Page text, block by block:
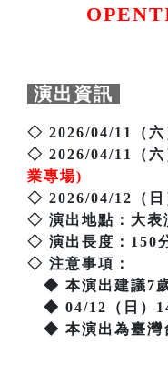
演出資訊
◇ 2026/04/11（六
◇ 2026/04/11（六
業專場)
◇ 2026/04/12（日
◇ 演出地點：大表
◇ 演出長度：150
◇ 注意事項：
◆ 本演出建議7
◆ 04/12（日）
◆ 本演出為臺灣